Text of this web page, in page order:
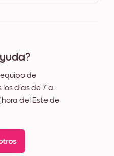
de
días de 7 a.
del Este de